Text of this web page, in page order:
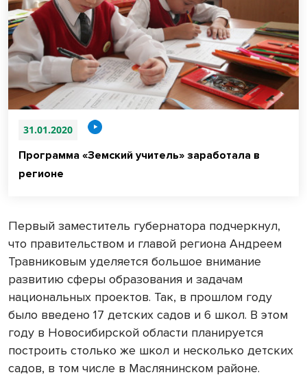
31.01.2020
Программа «Земский учитель» заработала в
регионе
Первый заместитель губернатора подчеркнул,
что правительством и главой региона Андреем
Травниковым уделяется большое внимание
развитию сферы образования и задачам
национальных проектов. Так, в прошлом году
было введено 17 детских садов и 6 школ. В этом
году в Новосибирской области планируется
построить столько же школ и несколько детских
садов, в том числе в Маслянинском районе.